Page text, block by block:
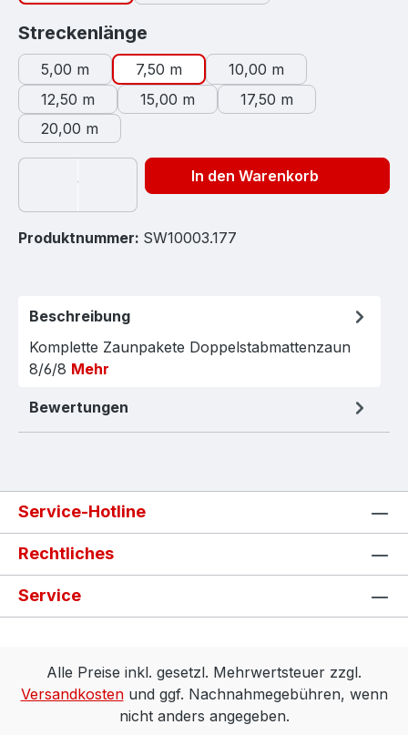
Streckenlänge
5,00 m 7,50 m
10,00 m
12,50 m
15,00 m
17,50 m
20,00 m
In den Warenkorb
Produktnummer: SW10003.177
Beschreibung
Komplette Zaunpakete Doppelstabmattenzaun
8/6/8 Mehr
Bewertungen
Service-Hotline
Rechtliches
Service
Alle Preise inkl. gesetzl. Mehrwertsteuer zzgl.
Versandkostenund ggf. Nachnahmegebühren, wenn
nicht anders angegeben.